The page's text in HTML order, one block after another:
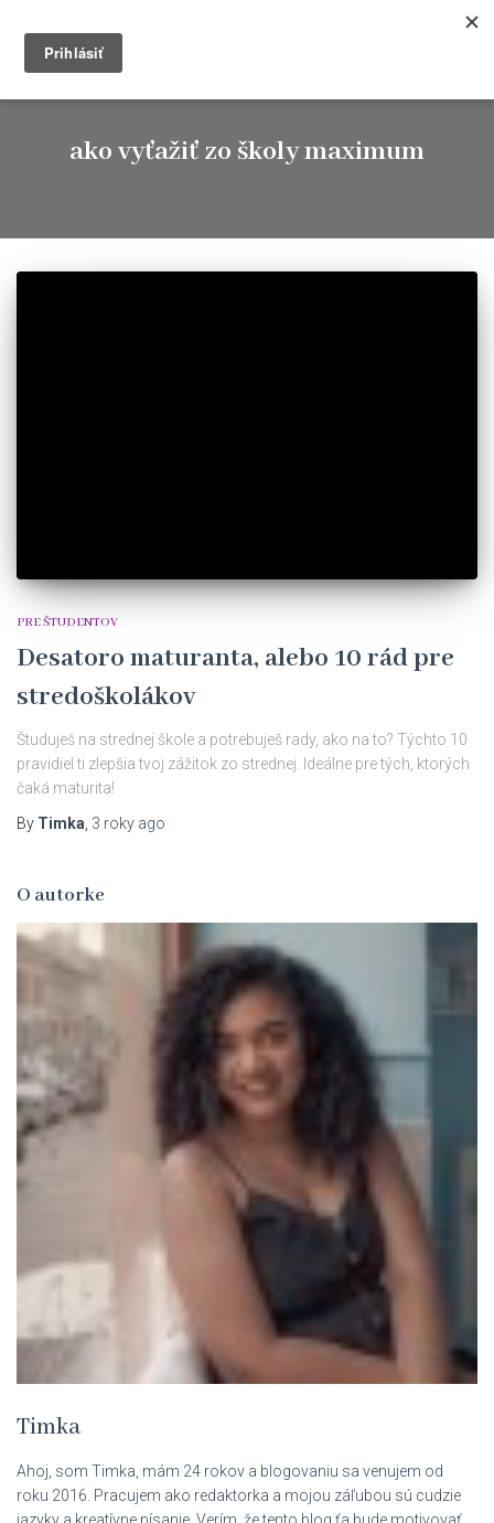
Timkablog
ako vyťažiť zo školy maximum
PRE ŠTUDENTOV
Desatoro maturanta, alebo 10 rád pre
stredoškolákov
Študuješ na strednej škole a potrebuješ rady, ako na to? Týchto 10
pravidiel ti zlepšia tvoj zážitok zo strednej. Ideálne pre tých, ktorých
čaká maturita!
By Timka 3 roky ago
O autorke
Timka
Ahoj, som Timka, mám 24 rokov a blogovaniu sa venujem od
roku 2016. Pracujem ako redaktorka a mojou záľubou sú cudzie
jazyky a kreatívne písanie. Verím, že tento blog ťa bude motivovať